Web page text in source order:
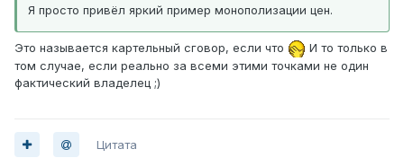
Я просто привёл яркий пример монополизации цен.
Это называется картельный сговор, если что
И то только в
том случае, если реально за всеми этими точками не один
фактический владелец ;)
Цитата